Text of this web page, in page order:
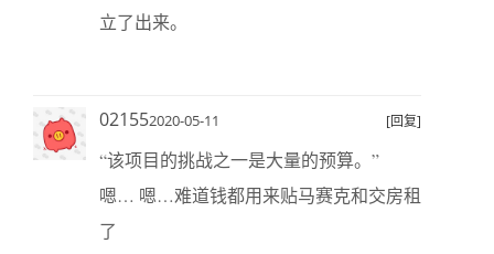
立了出来。
021552020-05-11 [回复]
“该项目的挑战之一是大量的预算。”
嗯… 嗯…难道钱都用来贴马赛克和交房租
了